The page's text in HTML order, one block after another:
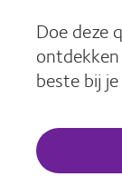
Doe deze
beste bij